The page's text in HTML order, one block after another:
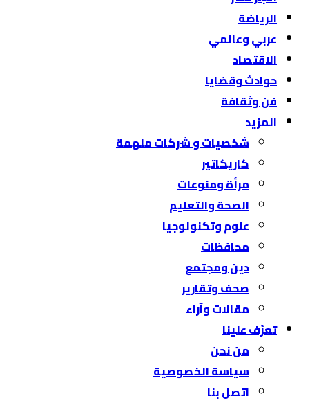
الرياضة
عربي وعالمي
الاقتصاد
حوادث وقضايا
فن وثقافة
المزيد
شخصيات و شركات ملهمة
كاريكاتير
مرأة ومنوعات
الصحة والتعليم
علوم وتكنولوجيا
محافظات
دين ومجتمع
صحف وتقارير
مقالات وآراء
تعرّف علينا
من نحن
سياسة الخصوصية
اتصل بنا